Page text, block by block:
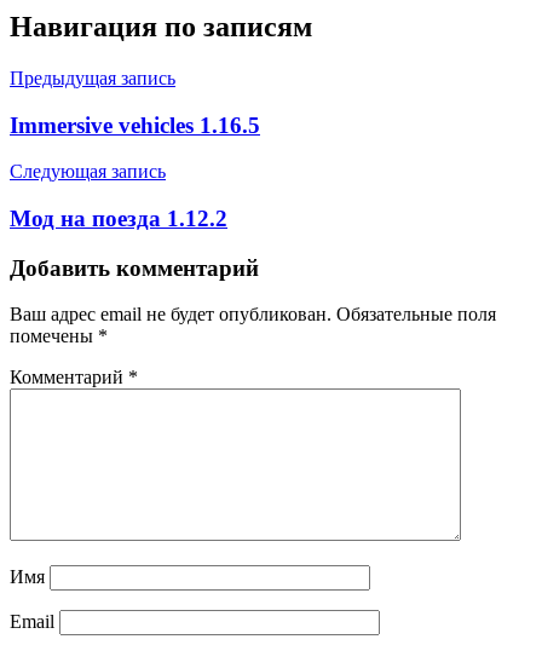
Навигация по записям
Предыдущая запись
Immersive vehicles 1.16.5
Следующая запись
Мод на поезда 1.12.2
Добавить комментарий
Ваш адрес email не будет опубликован. Обязательные поля
помечены *
Комментарий *
Имя
Email